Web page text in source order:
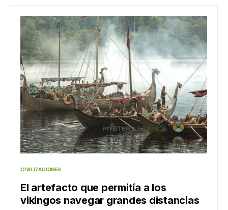
CIVILIZACIONES
El artefacto que permitía a los
vikingos navegar grandes distancias